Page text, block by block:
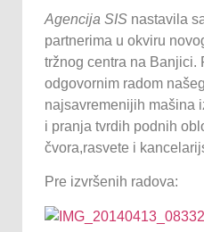
Agencija SIS nastavila
partnerima u okviru
tržnog centra na Banjici.
odgovornim radom
najsavremenijih mašina
i pranja tvrdih podnih
čvora,rasvete i
Pre izvršenih radova: